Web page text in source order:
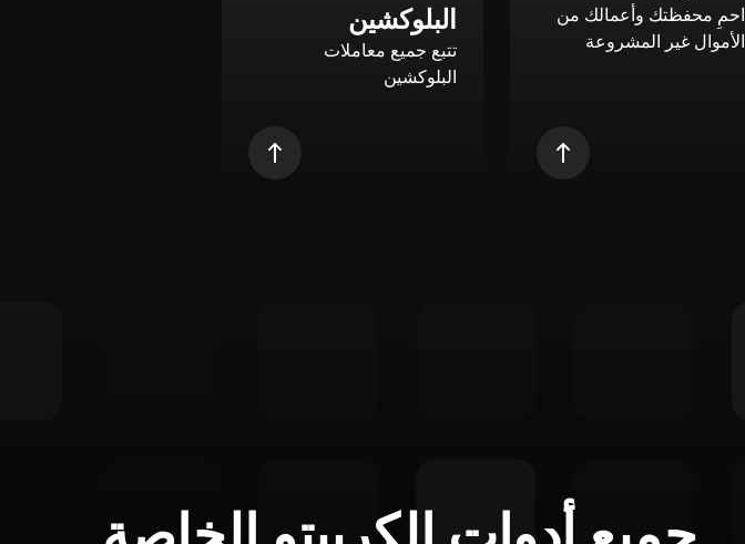
احمِ محفظتك وأعمالك من
الأموال غير المشروعة
البلوكشين
تتبع جميع معاملات
البلوكشين